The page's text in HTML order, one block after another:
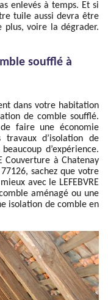
enlevés à temps. Et si
tuile aussi devra être
voire la dégrader.
soufflé à
dans votre habitation
de comble soufflé.
faire une économie
d’isolation de
d’expérience.
Couverture à Chatenay
sachez que votre
avec le LEFEBVRE
aménagé ou une
isolation de comble en